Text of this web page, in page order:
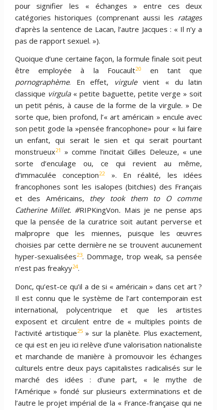
pour signifier les « échanges » entre ces deux
catégories historiques (comprenant aussi les ratages
d’après la sentence de Lacan, l’autre Jacques : « Il n’y a
pas de rapport sexuel. »).
Quoique d’une certaine façon, la formule finale soit peut
être employée à la Foucault20
en tant que
pornographème. En effet, virgule vient « du latin
classique virgula« petite baguette, petite verge » soit
un petit pénis, à cause de la forme de la virgule. » De
sorte que, bien profond, l’« art américain » encule avec
son petit gode la »pensée francophone» pour « lui faire
un enfant, qui serait le sien et qui serait pourtant
monstrueux21 » comme l’incitait Gilles Deleuze, « une
sorte d’enculage ou, ce qui revient au même,
d’immaculée conception22». En réalité, les idées
francophones sont les isalopes (bitchies) des Français
et des Américains, they took them to O comme
Catherine Millet. #RIPKingVon. Mais je ne pense aps
que la pensée de la curatrice soit autant perverse et
malpropre que les miennes, puisque les œuvres
choisies par cette dernière ne se trouvent aucunement
hyper-sexualisées23. Dommage, trop weak, sa pensée
n’est pas freakyy24.
Donc, qu’est-ce qu’il a de si « américain » dans cet art ?
Il est connu que le système de l’art contemporain est
international, polycentrique et que les artistes
exposent et circulent entre de « multiples points de
l’activité artistique25» sur la planète. Plus exactement,
ce qui est en jeu ici relève d’une valorisation nationaliste
et marchande de manière à promouvoir les échanges
culturels entre deux pays capitalistes radicalisés sur le
marché des idées : d’une part, « le mythe de
l’Amérique » fondé sur plusieurs exterminations et de
l’autre le projet impérial de la « France-française qui ne